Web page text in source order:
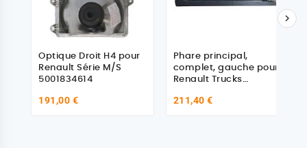
Optique Droit H4 pour
Renault Série M/S
5001834614
191,00 €
Phare principal,
complet, gauche pour
Renault Trucks
211,40 €
